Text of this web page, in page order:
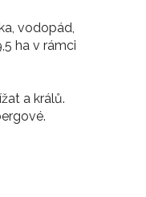
vodopád,
ha v rámci
a králů.